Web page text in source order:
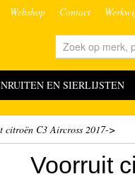
Webshop Contact
EN SIERLIJSTEN
citroën C3 Aircross 2017->
Voorruit